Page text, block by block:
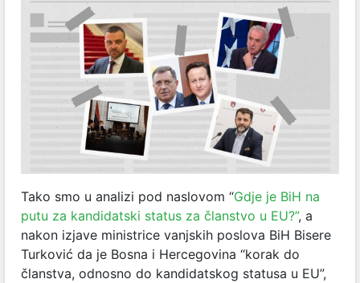
Tako smo u analizi pod naslovom “Gdje je BiH na
putu za kandidatski status za članstvo u EU?”, a
nakon izjave ministrice vanjskih poslova BiH Bisere
Turković da je Bosna i Hercegovina “korak do
članstva, odnosno do kandidatskog statusa u EU”,